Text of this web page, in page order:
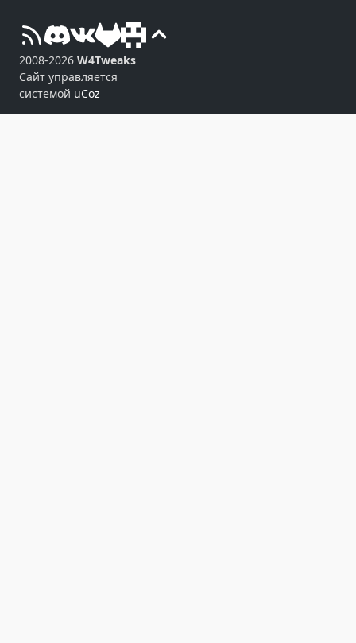
2008-2026 W4Tweaks
Сайт управляется
системой uCoz